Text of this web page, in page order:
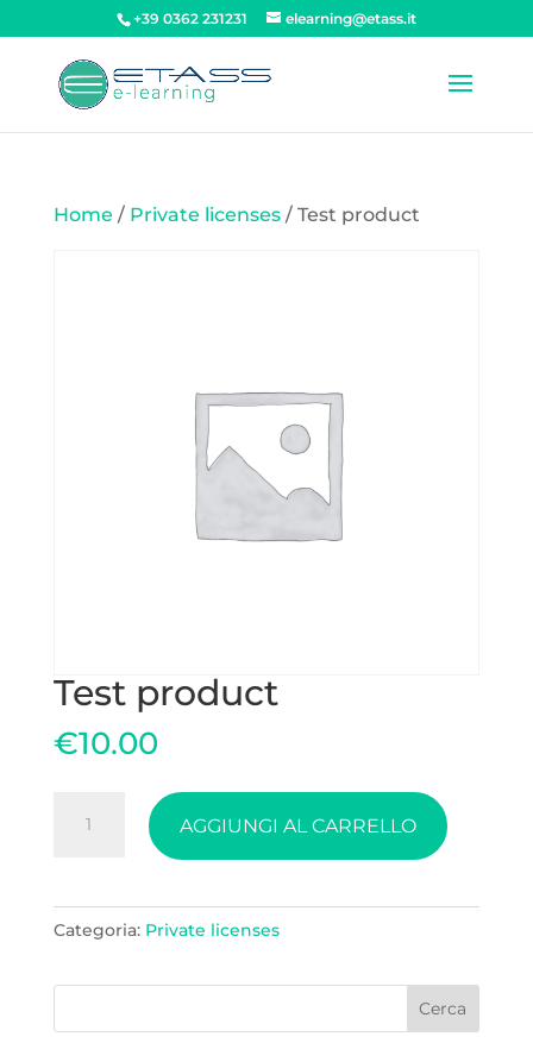
+39 0362 231231 elearning@etass.it
Home / Private licenses/ Test product
Test product
€10.00
AGGIUNGI AL CARRELLO
Categoria: Private licenses